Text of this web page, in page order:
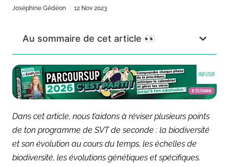
Joséphine Gédéon 12 Nov 2023
Au sommaire de cet article 👀
Dans cet article, nous t’aidons à réviser plusieurs points
de ton programme de SVT de seconde : la biodiversité
et son évolution au cours du temps, les échelles de
biodiversité, les évolutions génétiques et spécifiques.